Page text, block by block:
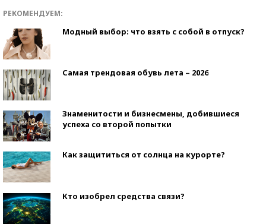
РЕКОМЕНДУЕМ:
Модный выбор: что взять с собой в отпуск?
Самая трендовая обувь лета – 2026
Знаменитости и бизнесмены, добившиеся
успеха со второй попытки
Как защититься от солнца на курорте?
Кто изобрел средства связи?